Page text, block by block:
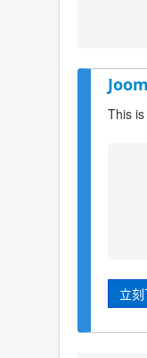
This
立